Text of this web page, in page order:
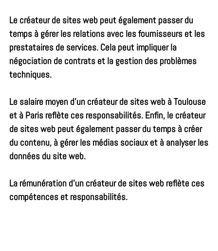
Le créateur de sites web peut également passer du
temps à gérer les relations avec les fournisseurs et les
prestataires de services. Cela peut impliquer la
négociation de contrats et la gestion des problèmes
techniques.
Le salaire moyen d’un créateur de sites web à Toulouse
et à Paris reflète ces responsabilités. Enfin, le créateur
de sites web peut également passer du temps à créer
du contenu, à gérer les médias sociaux et à analyser les
données du site web.
La rémunération d’un créateur de sites web reflète ces
compétences et responsabilités.